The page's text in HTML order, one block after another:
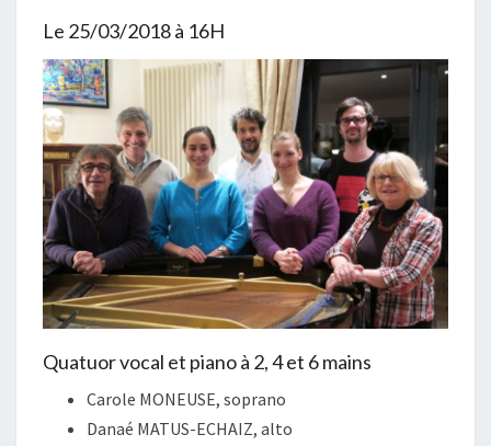
Le 25/03/2018 à 16H
Quatuor vocal et piano à 2, 4 et 6 mains
Carole MONEUSE, soprano
Danaé MATUS-ECHAIZ, alto